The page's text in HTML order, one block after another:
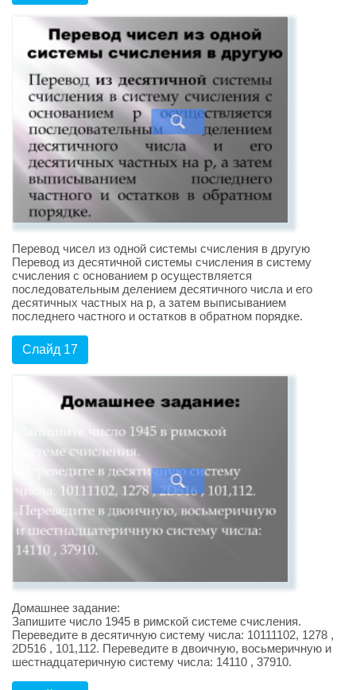
Перевод чисел из одной системы счисления в другую
Перевод из десятичной системы счисления в систему
счисления с основанием p осуществляется
последовательным делением десятичного числа и его
десятичных частных на p, а затем выписыванием
последнего частного и остатков в обратном порядке.
Слайд 17
Домашнее задание:
Запишите число 1945 в римской системе счисления.
Переведите в десятичную систему числа: 10111102, 1278 ,
2D516 , 101,112. Переведите в двоичную, восьмеричную и
шестнадцатеричную систему числа: 14110 , 37910.